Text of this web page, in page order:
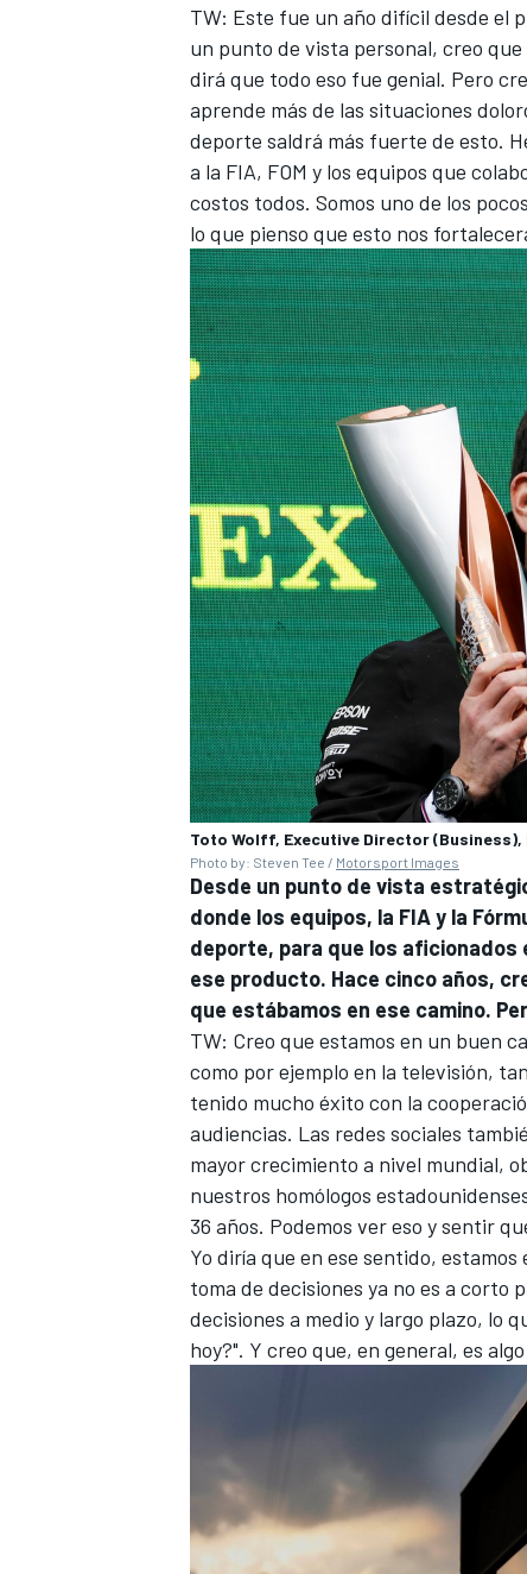
TW: Este fue un año difícil desde el
un punto de vista personal, creo
dirá que todo eso fue genial. Pero
aprende más de las situaciones
deporte saldrá más fuerte de esto.
a la FIA, FOM y los equipos que
costos todos. Somos uno de los
lo que pienso que esto nos
Toto Wolff, Executive Director
Photo by: Steven Tee / Motorsport Images
Desde un punto de vista
donde los equipos, la FIA y la
deporte, para que los
ese producto. Hace cinco años,
que estábamos en ese camino.
TW: Creo que estamos en un buen
como por ejemplo en la televisión,
tenido mucho éxito con la
audiencias. Las redes sociales
mayor crecimiento a nivel mundial,
nuestros homólogos
36 años. Podemos ver eso y sentir
Yo diría que en ese sentido,
toma de decisiones ya no es a corto
decisiones a medio y largo plazo, lo
hoy?". Y creo que, en general, es